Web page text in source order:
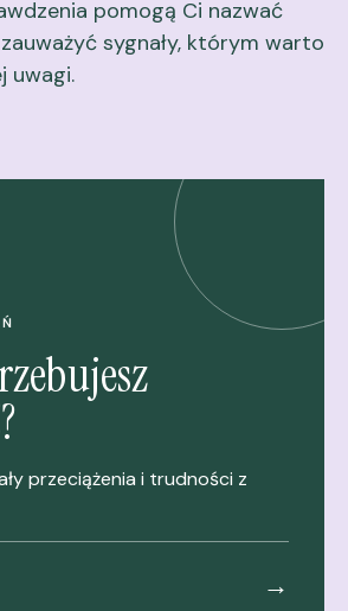
pomogą Ci nazwać
sygnały, którym warto
uwagi.
przeciążenia i trudności z
→